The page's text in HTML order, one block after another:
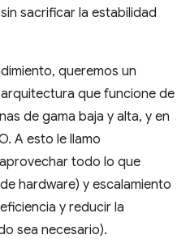
sacrificar la estabilidad
queremos un
que funcione de
de gama baja y alta, y en
A esto le llamo
todo lo que
hardware) y escalamiento
y reducir la
sea necesario).